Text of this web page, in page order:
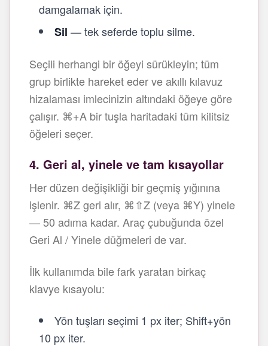
damgalamak için.
Sil — tek seferde toplu silme.
Seçili herhangi bir öğeyi sürükleyin; tüm
grup birlikte hareket eder ve akıllı kılavuz
hizalaması imlecinizin altındaki öğeye göre
çalışır. ⌘+A bir tuşla haritadaki tüm kilitsiz
öğeleri seçer.
4. Geri al, yinele ve tam kısayollar
Her düzen değişikliği bir geçmiş yığınına
işlenir. ⌘Z geri alır, ⌘⇧Z (veya ⌘Y) yinele
— 50 adıma kadar. Araç çubuğunda özel
Geri Al / Yinele düğmeleri de var.
İlk kullanımda bile fark yaratan birkaç
klavye kısayolu:
Yön tuşları seçimi 1 px iter; Shift+yön
10 px iter.